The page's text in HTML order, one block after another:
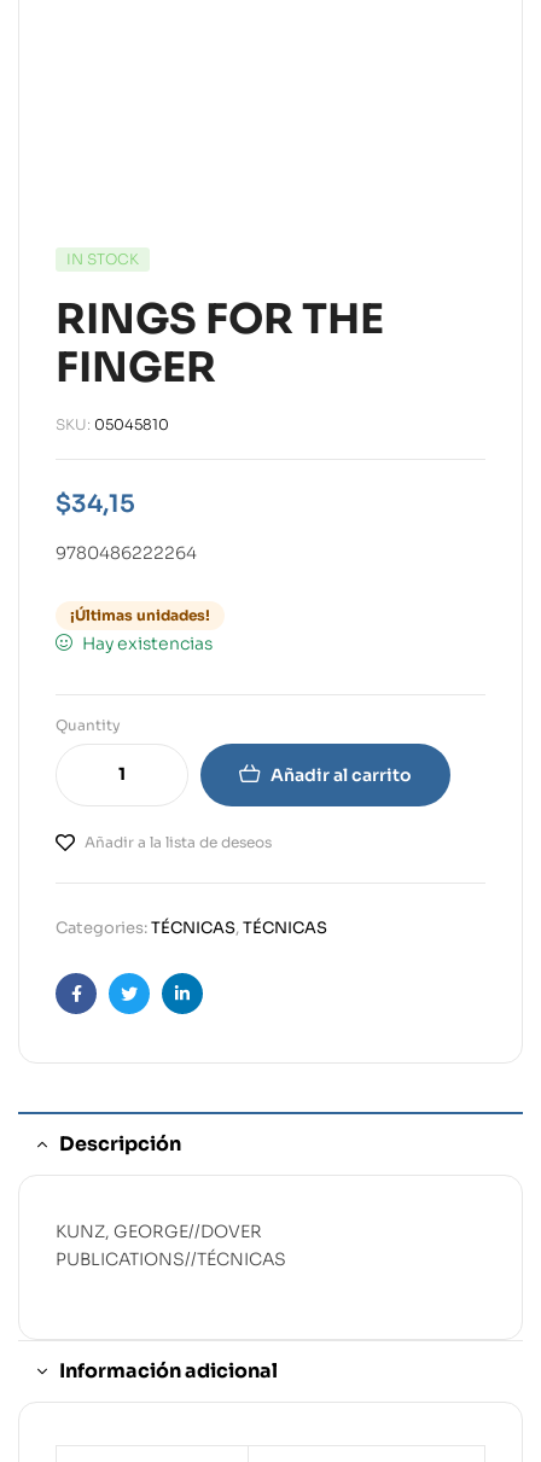
IN STOCK
RINGS FOR THE
FINGER
SKU: 05045810
$34,15
9780486222264
¡Últimas unidades!
Hay existencias
Quantity
Añadir al carrito
Añadir a la lista de deseos
Categories:TÉCNICAS,TÉCNICAS
FacebookTwitterLinkedin
Descripción
KUNZ, GEORGE//DOVER
PUBLICATIONS//TÉCNICAS
Información adicional